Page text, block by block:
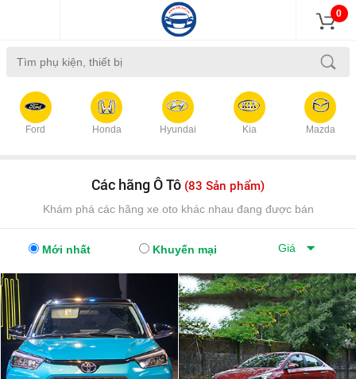
0
Ford Honda Hyundai Kia Mazda
Các hãng Ô Tô (83 Sản phẩm)
Khám phá các hãng xe oto khác nhau đang được bán
Mới nhất Khuyến mại Giá